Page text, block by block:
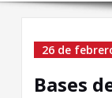
26 de
Bases